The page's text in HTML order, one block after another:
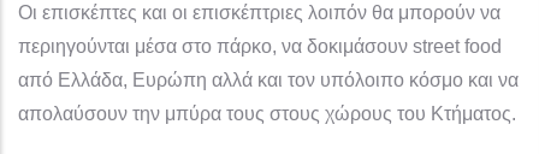
Οι επισκέπτες και οι επισκέπτριες λοιπόν θα μπορούν να
περιηγούνται μέσα στο πάρκο, να δοκιμάσουν street food
από Ελλάδα, Ευρώπη αλλά και τον υπόλοιπο κόσμο και να
απολαύσουν την μπύρα τους στους χώρους του Κτήματος.